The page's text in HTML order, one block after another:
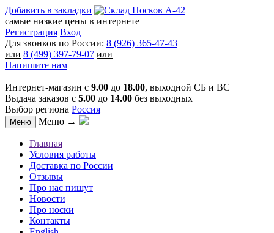
Добавить в закладки
самые низкие цены в интернете
Регистрация Вход
Для звонков по России: 8 (926) 365-47-43
или 8 (499) 397-79-07 или
Напишите нам
Интернет-магазин с 9.00 до 18.00, выходной СБ и ВС
Выдача заказов с 5.00 до 14.00 без выходных
Выбор региона Россия
Меню Меню →
Главная
Условия работы
Доставка по России
Отзывы
Про нас пишут
Новости
Про носки
Контакты